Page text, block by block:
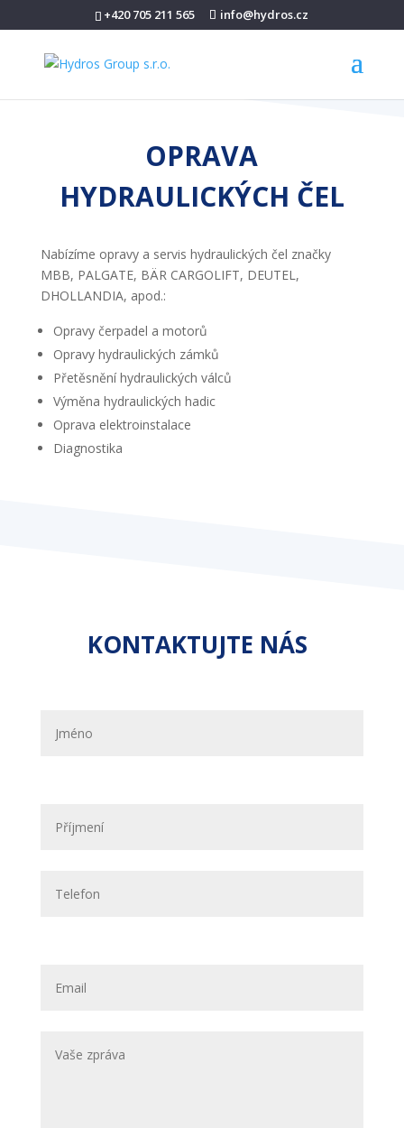
+420 705 211 565 info@hydros.cz
OPRAVA
HYDRAULICKÝCH ČEL
Nabízíme opravy a servis hydraulických čel značky
MBB, PALGATE, BÄR CARGOLIFT, DEUTEL,
DHOLLANDIA, apod.:
Opravy čerpadel a motorů
Opravy hydraulických zámků
Přetěsnění hydraulických válců
Výměna hydraulických hadic
Oprava elektroinstalace
Diagnostika
KONTAKTUJTE NÁS